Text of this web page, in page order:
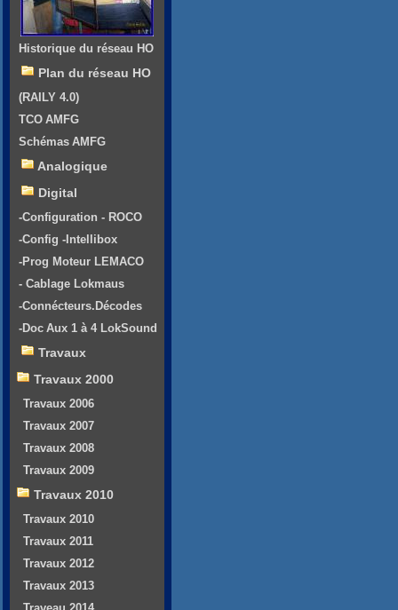
Historique du réseau HO
Plan du réseau HO
(RAILY 4.0)
TCO AMFG
Schémas AMFG
Analogique
Digital
-Configuration - ROCO
-Config -Intellibox
-Prog Moteur LEMACO
- Cablage Lokmaus
-Connécteurs.Décodes
-Doc Aux 1 à 4 LokSound
Travaux
Travaux 2000
Travaux 2006
Travaux 2007
Travaux 2008
Travaux 2009
Travaux 2010
Travaux 2010
Travaux 2011
Travaux 2012
Travaux 2013